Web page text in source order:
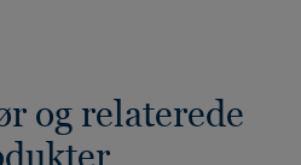
og relaterede